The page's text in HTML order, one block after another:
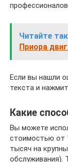
Читайте
Приора
Если вы нашли
текста и
Какие
Вы можете
стоимостью от
тысяч на
обслуживания).